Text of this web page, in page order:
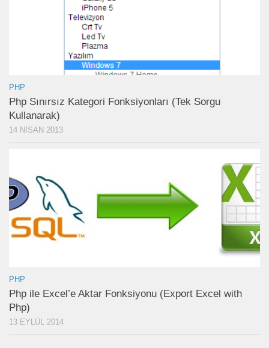
PHP
Php Sınırsız Kategori Fonksiyonları (Tek Sorgu
Kullanarak)
14 NISAN 2013
PHP
Php ile Excel’e Aktar Fonksiyonu (Export Excel with
Php)
13 EYLÜL 2014